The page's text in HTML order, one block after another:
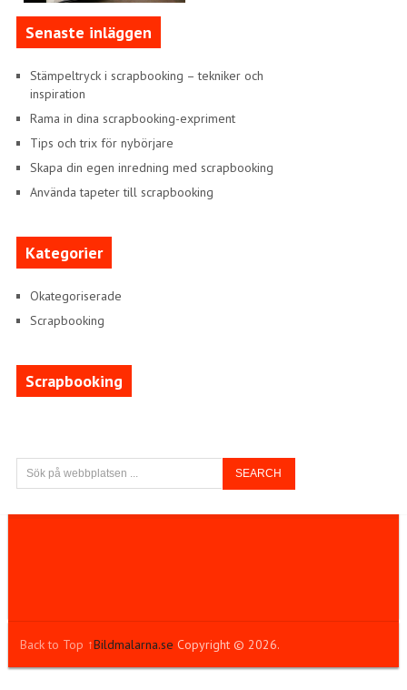
Senaste inläggen
Stämpeltryck i scrapbooking – tekniker och
inspiration
Rama in dina scrapbooking-expriment
Tips och trix för nybörjare
Skapa din egen inredning med scrapbooking
Använda tapeter till scrapbooking
Kategorier
Okategoriserade
Scrapbooking
Scrapbooking
Bildmalarna.se Copyright © 2026.
Back to Top ↑